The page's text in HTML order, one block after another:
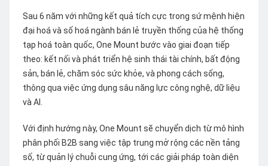
Sau 6 năm với những kết quả tích cực trong sứ mệnh hiện
đại hoá và số hoá ngành bán lẻ truyền thống của hệ thống
tạp hoá toàn quốc, One Mount bước vào giai đoạn tiếp
theo: kết nối và phát triển hệ sinh thái tài chính, bất động
sản, bán lẻ, chăm sóc sức khỏe, và phong cách sống,
thông qua việc ứng dụng sâu năng lực công nghệ, dữ liệu
và AI.
Với định hướng này, One Mount sẽ chuyển dịch từ mô hình
phân phối B2B sang việc tập trung mở rộng các nền tảng
số, từ quản lý chuỗi cung ứng, tới các giải pháp toàn diện